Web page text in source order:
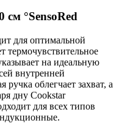
см °SensoRed
для оптимальной
термочувствительное
на идеальную
внутренней
облегчает захват, а
дну Cookstar
для всех типов